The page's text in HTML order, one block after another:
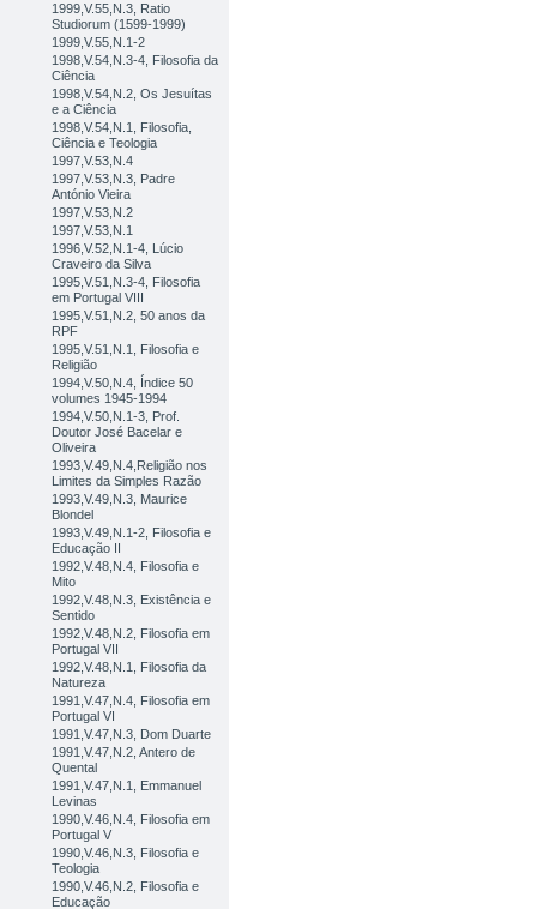
1999,V.55,N.3, Ratio
Studiorum (1599-1999)
1999,V.55,N.1-2
1998,V.54,N.3-4, Filosofia da
Ciência
1998,V.54,N.2, Os Jesuítas
e a Ciência
1998,V.54,N.1, Filosofia,
Ciência e Teologia
1997,V.53,N.4
1997,V.53,N.3, Padre
António Vieira
1997,V.53,N.2
1997,V.53,N.1
1996,V.52,N.1-4, Lúcio
Craveiro da Silva
1995,V.51,N.3-4, Filosofia
em Portugal VIII
1995,V.51,N.2, 50 anos da
RPF
1995,V.51,N.1, Filosofia e
Religião
1994,V.50,N.4, Índice 50
volumes 1945-1994
1994,V.50,N.1-3, Prof.
Doutor José Bacelar e
Oliveira
1993,V.49,N.4,Religião nos
Limites da Simples Razão
1993,V.49,N.3, Maurice
Blondel
1993,V.49,N.1-2, Filosofia e
Educação II
1992,V.48,N.4, Filosofia e
Mito
1992,V.48,N.3, Existência e
Sentido
1992,V.48,N.2, Filosofia em
Portugal VII
1992,V.48,N.1, Filosofia da
Natureza
1991,V.47,N.4, Filosofia em
Portugal VI
1991,V.47,N.3, Dom Duarte
1991,V.47,N.2, Antero de
Quental
1991,V.47,N.1, Emmanuel
Levinas
1990,V.46,N.4, Filosofia em
Portugal V
1990,V.46,N.3, Filosofia e
Teologia
1990,V.46,N.2, Filosofia e
Educação